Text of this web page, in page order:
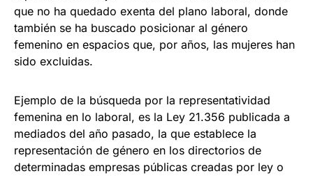
que no ha quedado exenta del plano laboral, donde
también se ha buscado posicionar al género
femenino en espacios que, por años, las mujeres han
sido excluidas.
Ejemplo de la búsqueda por la representatividad
femenina en lo laboral, es la Ley 21.356 publicada a
mediados del año pasado, la que establece la
representación de género en los directorios de
determinadas empresas públicas creadas por ley o